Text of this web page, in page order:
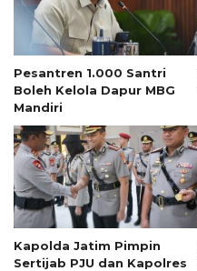
Pesantren 1.000 Santri
Boleh Kelola Dapur MBG
Mandiri
Kapolda Jatim Pimpin
Sertijab PJU dan Kapolres